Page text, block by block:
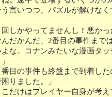
言いつつ、パズルが解けな
しかやってませんし！悪か
だかんだ、2番目の事件まで
な。コナンみたいな漫画タ
目の事件も終盤まで到着し
りました。」
だけはプレイヤー自身が考